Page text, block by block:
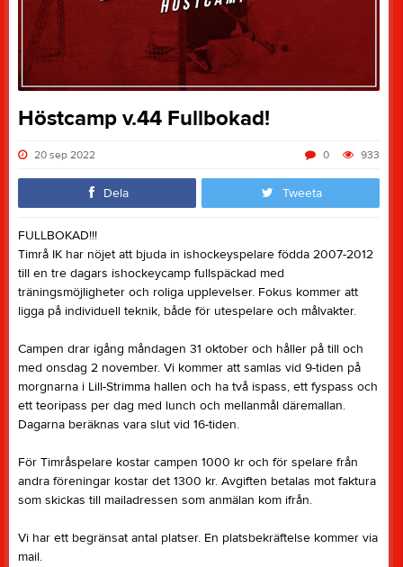
Höstcamp v.44 Fullbokad!
20 sep 2022 933
0
Dela Tweeta
FULLBOKAD!!!
Timrå IK har nöjet att bjuda in ishockeyspelare födda 2007-2012
till en tre dagars ishockeycamp fullspäckad med
träningsmöjligheter och roliga upplevelser. Fokus kommer att
ligga på individuell teknik, både för utespelare och målvakter.
Campen drar igång måndagen 31 oktober och håller på till och
med onsdag 2 november. Vi kommer att samlas vid 9-tiden på
morgnarna i Lill-Strimma hallen och ha två ispass, ett fyspass och
ett teoripass per dag med lunch och mellanmål däremallan.
Dagarna beräknas vara slut vid 16-tiden.
För Timråspelare kostar campen 1000 kr och för spelare från
andra föreningar kostar det 1300 kr. Avgiften betalas mot faktura
som skickas till mailadressen som anmälan kom ifrån.
Vi har ett begränsat antal platser. En platsbekräftelse kommer via
mail.